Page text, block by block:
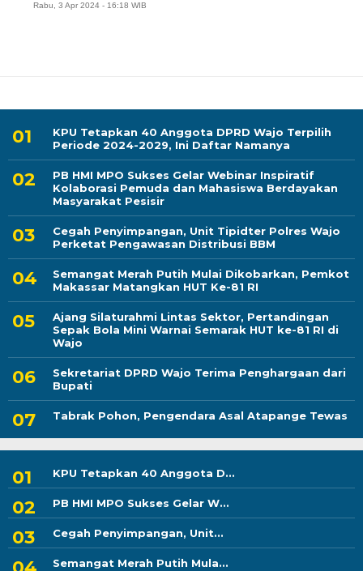
KPU Tetapkan 40 Anggota DPRD Wajo Terpilih
Periode 2024-2029, Ini Daftar Namanya
PB HMI MPO Sukses Gelar Webinar Inspiratif
Kolaborasi Pemuda dan Mahasiswa Berdayakan
Masyarakat Pesisir
Cegah Penyimpangan, Unit Tipidter Polres Wajo
Perketat Pengawasan Distribusi BBM
Semangat Merah Putih Mulai Dikobarkan, Pemkot
Makassar Matangkan HUT Ke-81 RI
Ajang Silaturahmi Lintas Sektor, Pertandingan
Sepak Bola Mini Warnai Semarak HUT ke-81 RI di
Wajo
Sekretariat DPRD Wajo Terima Penghargaan dari
Bupati
Tabrak Pohon, Pengendara Asal Atapange Tewas
KPU Tetapkan 40 Anggota D...
PB HMI MPO Sukses Gelar W...
Cegah Penyimpangan, Unit...
Semangat Merah Putih Mula...
Rabu, 3 Apr 2024 - 16:18 WIB